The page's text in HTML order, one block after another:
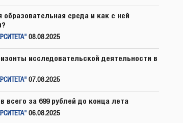
среда и как с ней
08.08.2025
исследовательской деятельности в
07.08.2025
всего за 699 рублей до конца лета
06.08.2025